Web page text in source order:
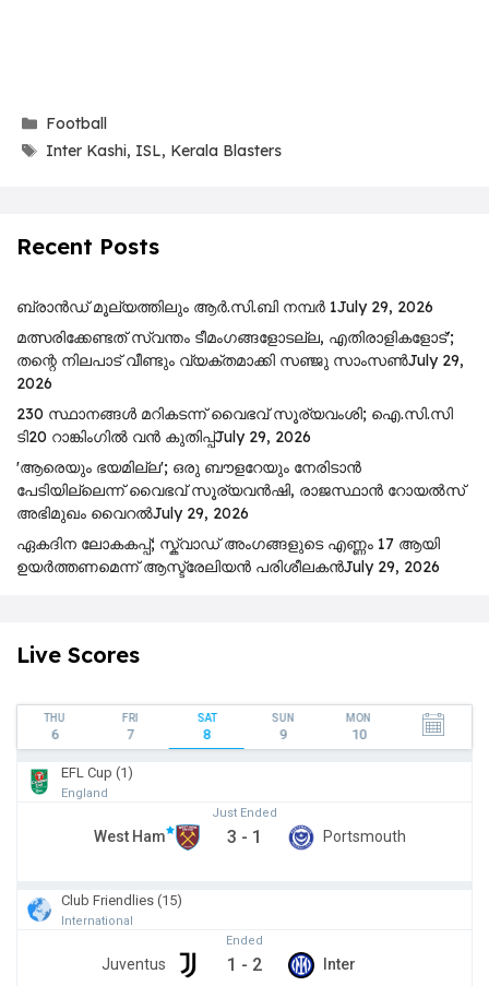
Categories
Football
Tags
Inter Kashi, ISL, Kerala Blasters
Recent Posts
ബ്രാൻഡ് മൂല്യത്തിലും ആർ.സി.ബി നമ്പർ 1July 29, 2026
മത്സരിക്കേണ്ടത് സ്വന്തം ടീമംഗങ്ങളോടല്ല, എതിരാളികളോട്';
തന്റെ നിലപാട് വീണ്ടും വ്യക്തമാക്കി സഞ്ജു സാംസൺJuly 29,
2026
230 സ്ഥാനങ്ങൾ മറികടന്ന് വൈഭവ് സൂര്യവംശി; ഐ.സി.സി
ടി20 റാങ്കിംഗിൽ വൻ കുതിപ്പ്July 29, 2026
'ആരെയും ഭയമില്ല'; ഒരു ബൗളറേയും നേരിടാൻ
പേടിയില്ലെന്ന് വൈഭവ് സൂര്യവൻഷി, രാജസ്ഥാൻ റോയൽസ്
അഭിമുഖം വൈറൽJuly 29, 2026
ഏകദിന ലോകകപ്പ്; സ്ക്വാഡ് അംഗങ്ങളുടെ എണ്ണം 17 ആയി
ഉയർത്തണമെന്ന് ആസ്ട്രേലിയൻ പരിശീലകൻJuly 29, 2026
Live Scores
THU
6
FRI
7
SAT
8
SUN
9
MON
10
EFL Cup (1)
England
West Ham
Just Ended
3 - 1 Portsmouth
Club Friendlies (15)
International
Juventus
Ended
1 - 2 Inter